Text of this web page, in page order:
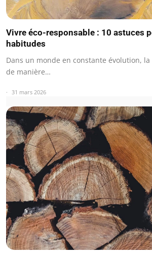
Vivre éco-responsable : 10 astuces
habitudes
Dans un monde en constante évolution,
de manière…
31 mars 2026